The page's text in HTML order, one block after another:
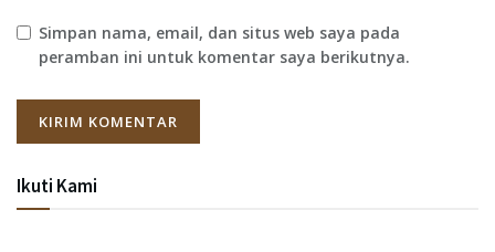
Simpan nama, email, dan situs web saya pada
peramban ini untuk komentar saya berikutnya.
Ikuti Kami